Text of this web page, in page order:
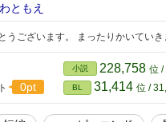
ともえ
うございます。 まったりかいていき
0pt
小説 228,758 位
BL 31,414 位 /